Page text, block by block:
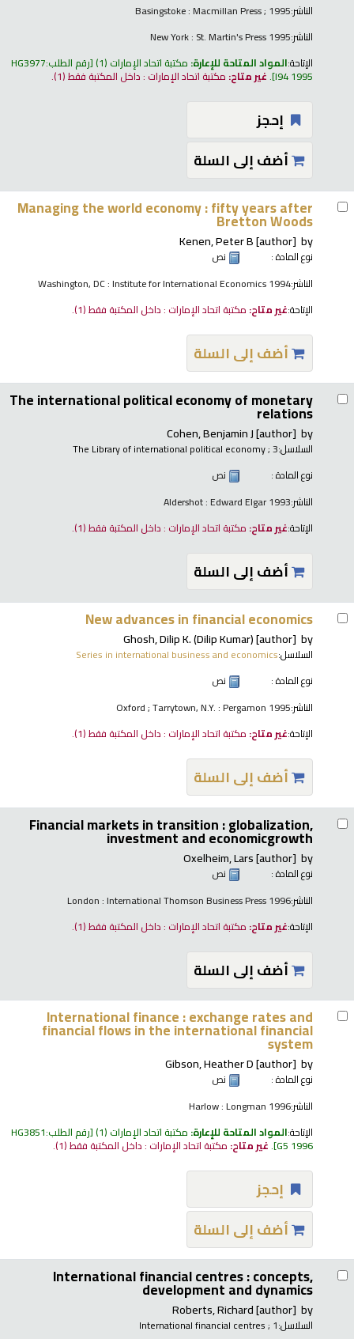
الناشر:Basingstoke : Macmillan Press ; 1995
الناشر:New York : St. Martin's Press 1995
الإتاحة:المواد المتاحة للإعارة: مكتبة اتحاد الإمارات (1) رقم الطلب:HG3977
I94 1995
.غير متاح: مكتبة اتحاد الإمارات : داخل المكتبة فقط(1).
إحجز
أضف إلى السلة
Managing the world economy : fifty years after
Bretton Woods
by
Kenen, Peter B[author]
نوع المادة :
نص
الناشر:Washington, DC : Institute for International Economics 1994
الإتاحة:غير متاح: مكتبة اتحاد الإمارات : داخل المكتبة فقط(1).
أضف إلى السلة
The international political economy of monetary
relations
by
Cohen, Benjamin J[author]
السلاسل: The Library of international political economy; 3
نوع المادة :
نص
الناشر:Aldershot : Edward Elgar 1993
الإتاحة:غير متاح: مكتبة اتحاد الإمارات : داخل المكتبة فقط(1).
أضف إلى السلة
New advances in financial economics
by
Ghosh, Dilip K. (Dilip Kumar)[author]
السلاسل:Series in international business and economics
نوع المادة :
نص
الناشر:Oxford ; Tarrytown, N.Y. : Pergamon 1995
الإتاحة:غير متاح: مكتبة اتحاد الإمارات : داخل المكتبة فقط(1).
أضف إلى السلة
Financial markets in transition : globalization,
investment and economicgrowth
by
Oxelheim, Lars[author]
نوع المادة :
نص
الناشر:London : International Thomson Business Press 1996
الإتاحة:غير متاح: مكتبة اتحاد الإمارات : داخل المكتبة فقط(1).
أضف إلى السلة
International finance : exchange rates and
financial flows in the international financial
system
by
Gibson, Heather D[author]
نوع المادة :
نص
الناشر:Harlow : Longman 1996
الإتاحة:المواد المتاحة للإعارة: مكتبة اتحاد الإمارات (1) رقم الطلب:HG3851
G5 1996
.غير متاح: مكتبة اتحاد الإمارات : داخل المكتبة فقط(1).
إحجز
أضف إلى السلة
International financial centres : concepts,
development and dynamics
by
Roberts, Richard[author]
السلاسل: International financial centres; 1